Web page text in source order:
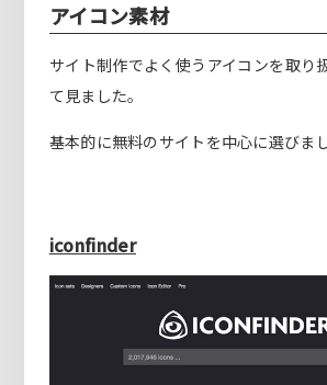
アイコン素材
サイト制作でよく使うアイコンを取り
て見ました。
基本的に無料のサイトを中心に選びまし
iconfinder